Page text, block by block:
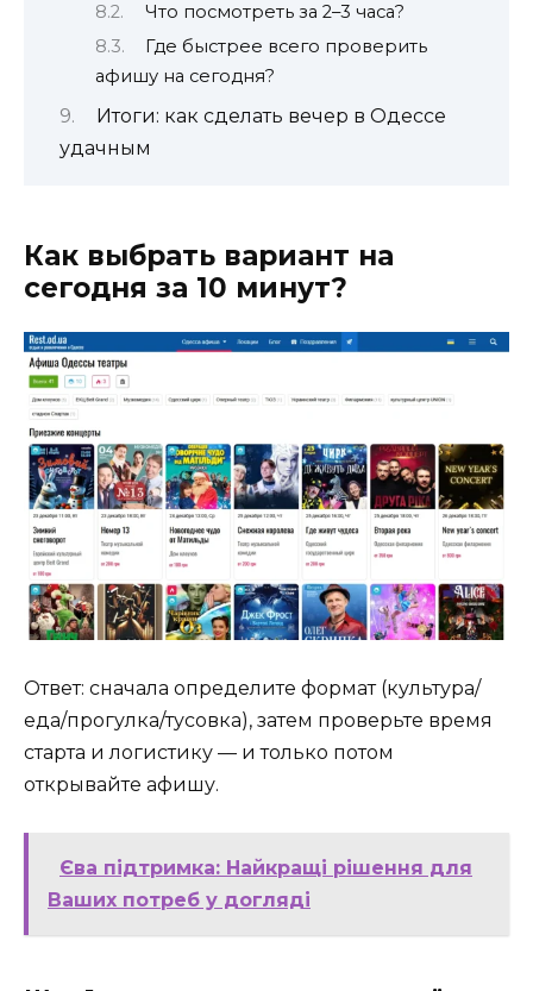
Что посмотреть за 2–3 часа?
Где быстрее всего проверить
афишу на сегодня?
Итоги: как сделать вечер в Одессе
удачным
Как выбрать вариант на
сегодня за 10 минут?
Ответ: сначала определите формат (культура/
еда/прогулка/тусовка), затем проверьте время
старта и логистику — и только потом
открывайте афишу.
Єва підтримка: Найкращі рішення для
Ваших потреб у догляді